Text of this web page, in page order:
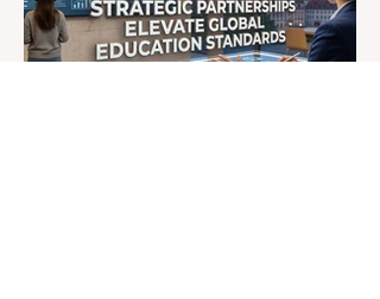
agosto de 2026, expertos internacionales,
responsables políticos e innovadores de
#EdTech convergieron en el Centro de